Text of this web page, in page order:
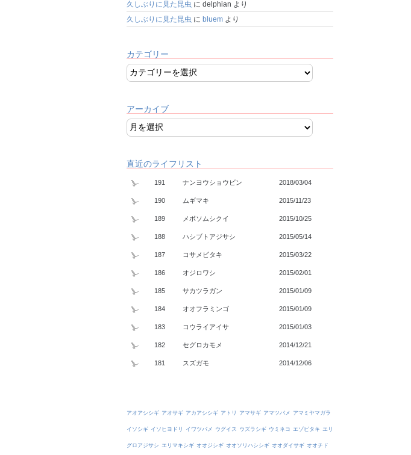
久しぶりに見た昆虫 に delphian より
久しぶりに見た昆虫 に bluemより
カテゴリー
アーカイブ
直近のライフリスト
191 ナンヨウショウビン 2018/03/04
190 ムギマキ 2015/11/23
189 メボソムシクイ 2015/10/25
188 ハシブトアジサシ 2015/05/14
187 コサメビタキ 2015/03/22
186 オジロワシ 2015/02/01
185 サカツラガン 2015/01/09
184 オオフラミンゴ 2015/01/09
183 コウライアイサ 2015/01/03
182 セグロカモメ 2014/12/21
181 スズガモ 2014/12/06
アオアシシギ アオサギ アカアシシギ アトリ アマサギ アマツバメ アマミヤマガラ
イソシギ イソヒヨドリ イワツバメ ウグイス ウズラシギ ウミネコ エゾビタキ エリ
グロアジサシ エリマキシギ オオジシギ オオソリハシシギ オオダイサギ オオチド